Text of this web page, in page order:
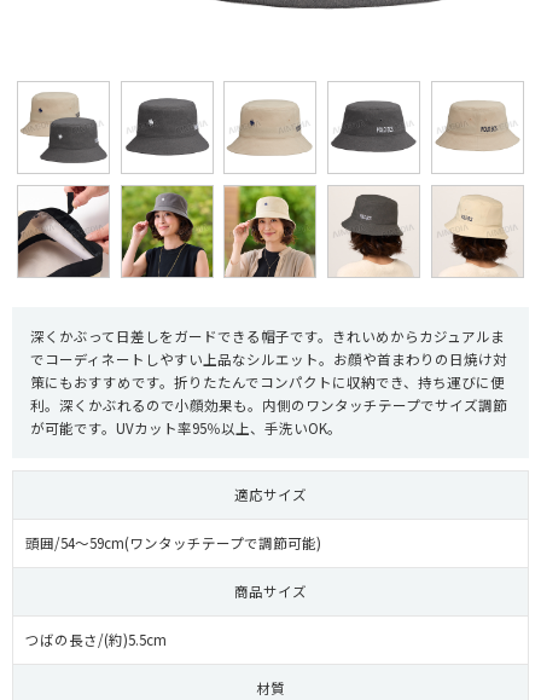
深くかぶって日差しをガードできる帽子です。きれいめからカジュアルま
でコーディネートしやすい上品なシルエット。お顔や首まわりの日焼け対
策にもおすすめです。折りたたんでコンパクトに収納でき、持ち運びに便
利。深くかぶれるので小顔効果も。内側のワンタッチテープでサイズ調節
が可能です。UVカット率95％以上、手洗いOK。
適応サイズ
頭囲/54〜59cm(ワンタッチテープで調節可能)
商品サイズ
つばの長さ/(約)5.5cm
材質